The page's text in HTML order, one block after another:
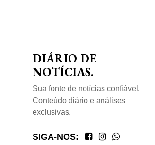
DIÁRIO DE
NOTÍCIAS.
Sua fonte de notícias confiável.
Conteúdo diário e análises
exclusivas.
SIGA-NOS: